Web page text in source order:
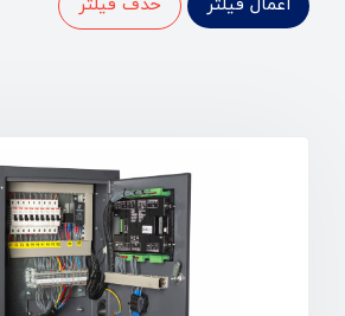
اعمال فیلتر حذف فیلتر